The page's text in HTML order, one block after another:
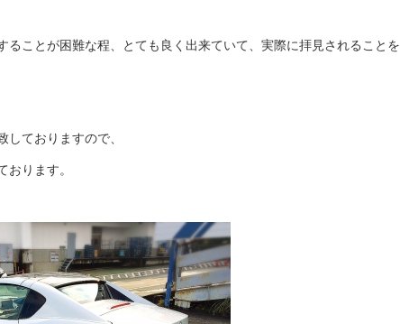
ることが困難な程、とても良く出来ていて、実際に拝見されることを
しておりますので、
おります。